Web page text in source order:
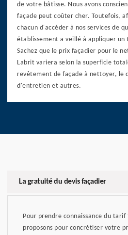
de votre bâtisse. Nous avons
façade peut coûter cher. Toutefois,
chacun d'accéder à nos services de
établissement a veillé à appliquer
Sachez que le prix façadier pour le
Labrit variera selon la superficie
revêtement de façade à nettoyer, le
d'entretien et autres.
La gratuité du devis façadier
Pour prendre connaissance du tarif
proposons pour concrétiser votre